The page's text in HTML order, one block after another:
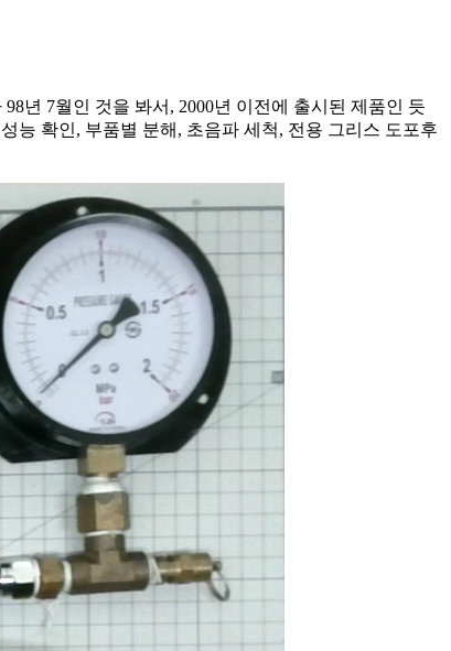
년 7월인 것을 봐서, 2000년 이전에 출시된 제품인 듯
능 확인, 부품별 분해, 초음파 세척, 전용 그리스 도포후